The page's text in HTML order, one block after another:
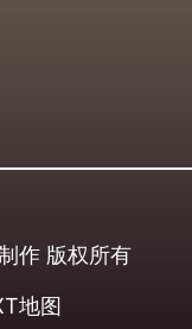
作 版权所有
地图